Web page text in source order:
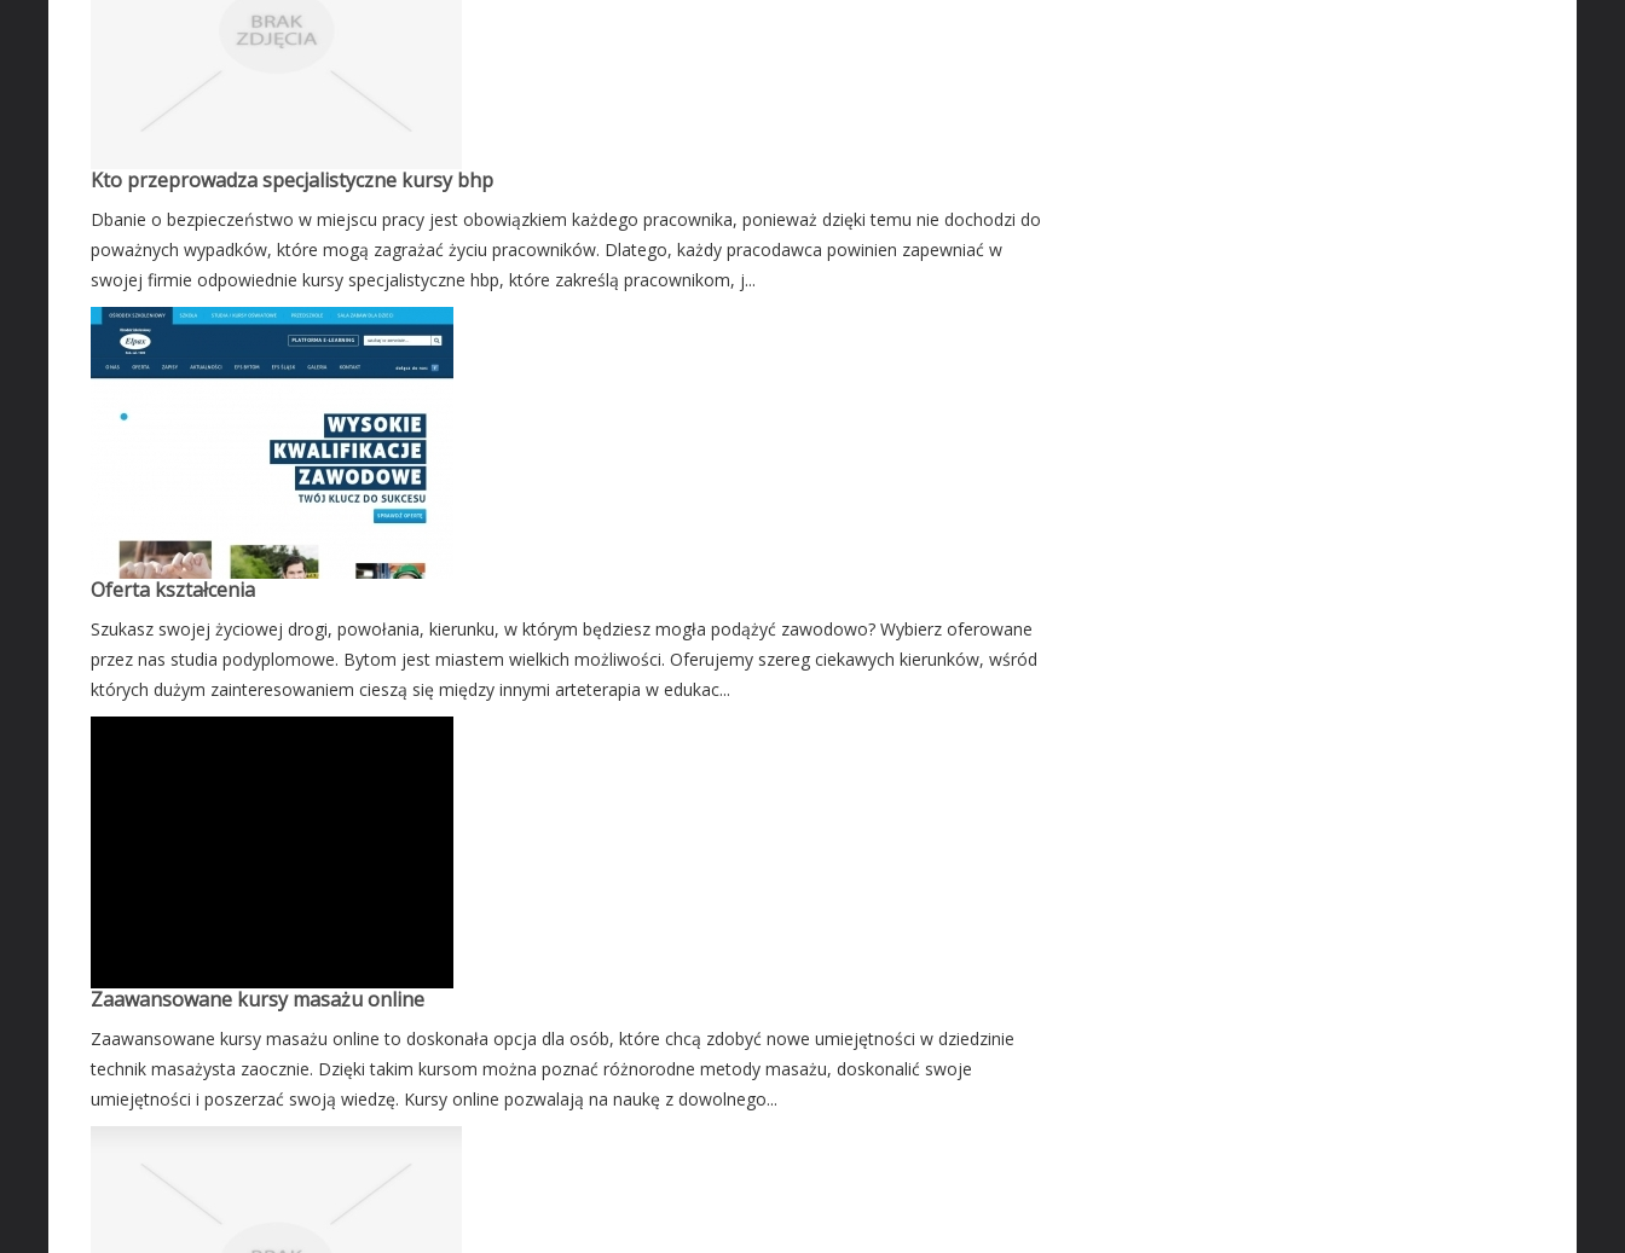
Kto przeprowadza specjalistyczne kursy bhp
Dbanie o bezpieczeństwo w miejscu pracy jest obowiązkiem każdego pracownika, ponieważ dzięki temu nie dochodzi do
poważnych wypadków, które mogą zagrażać życiu pracowników. Dlatego, każdy pracodawca powinien zapewniać w
swojej firmie odpowiednie kursy specjalistyczne hbp, które zakreślą pracownikom, j...
Oferta kształcenia
Szukasz swojej życiowej drogi, powołania, kierunku, w którym będziesz mogła podążyć zawodowo? Wybierz oferowane
przez nas studia podyplomowe. Bytom jest miastem wielkich możliwości. Oferujemy szereg ciekawych kierunków, wśród
których dużym zainteresowaniem cieszą się między innymi arteterapia w edukac...
Zaawansowane kursy masażu online
Zaawansowane kursy masażu online to doskonała opcja dla osób, które chcą zdobyć nowe umiejętności w dziedzinie
technik masażysta zaocznie. Dzięki takim kursom można poznać różnorodne metody masażu, doskonalić swoje
umiejętności i poszerzać swoją wiedzę. Kursy online pozwalają na naukę z dowolnego...